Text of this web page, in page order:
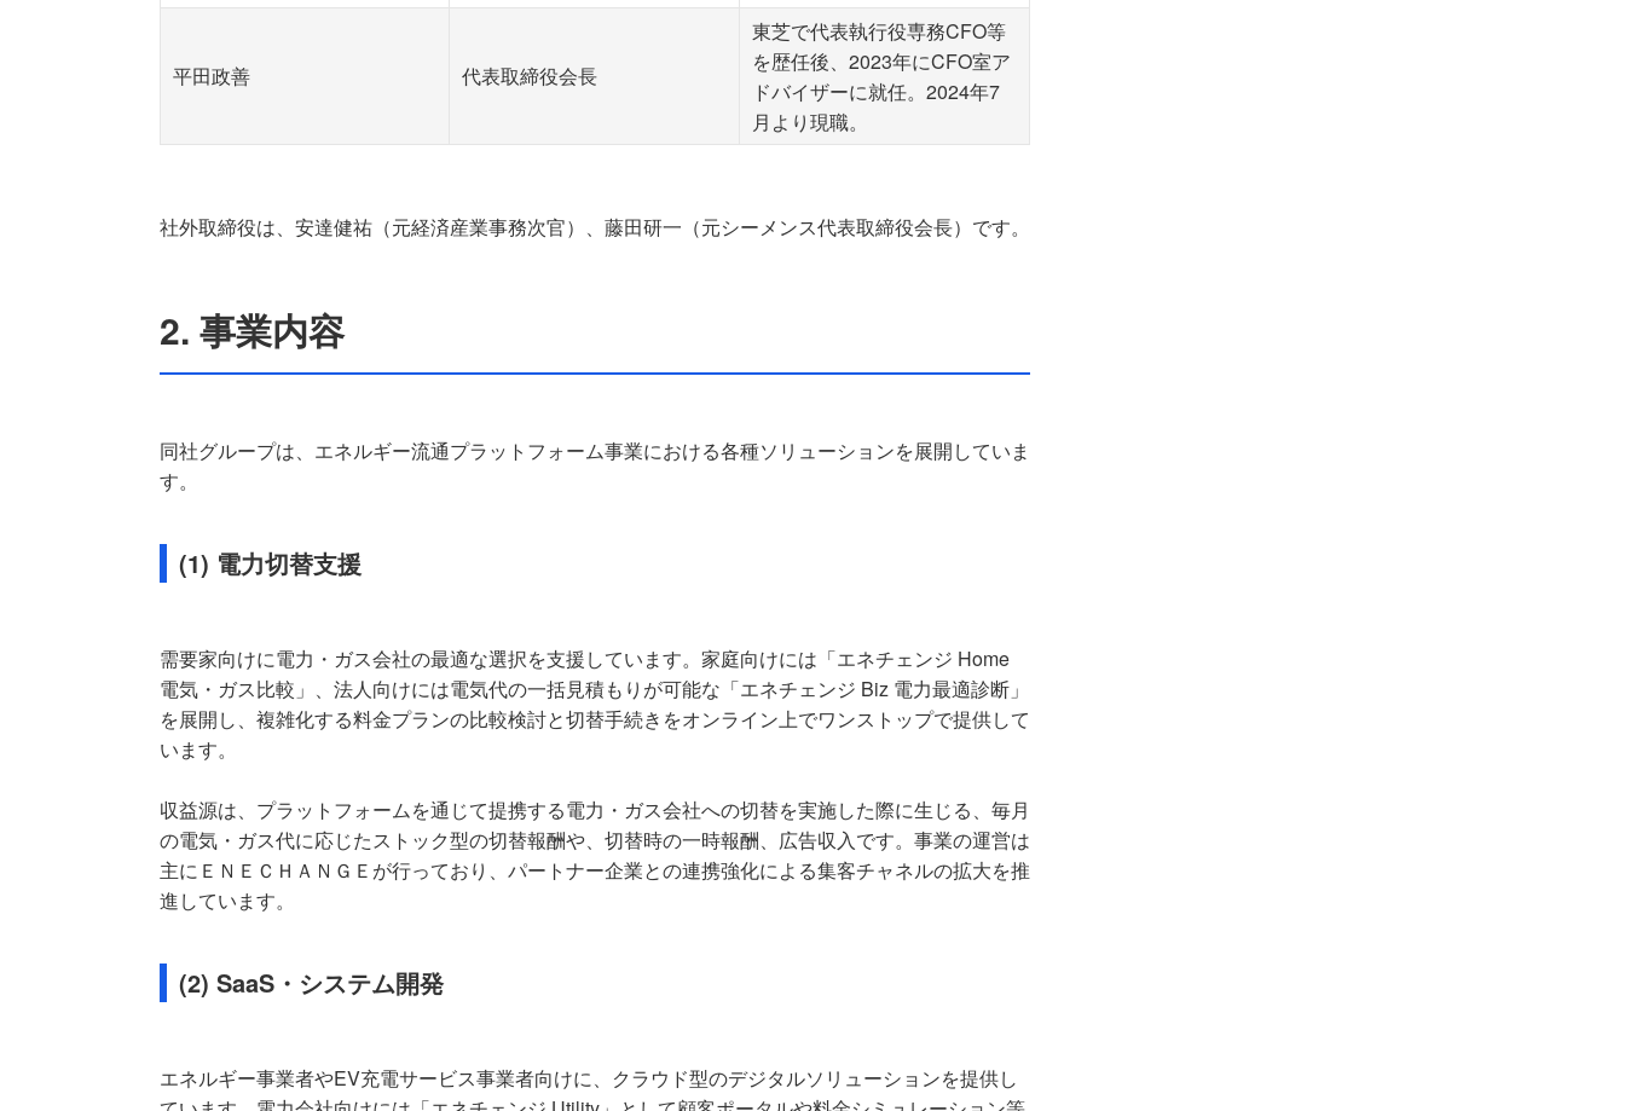
平田政善 代表取締役会長
東芝で代表執行役専務CFO等
を歴任後、2023年にCFO室ア
ドバイザーに就任。2024年7
月より現職。
社外取締役は、安達健祐（元経済産業事務次官）、藤田研一（元シーメンス代表取締役会長）です。
2. 事業内容
同社グループは、エネルギー流通プラットフォーム事業における各種ソリューションを展開していま
す。
(1) 電力切替支援
需要家向けに電力・ガス会社の最適な選択を支援しています。家庭向けには「エネチェンジ Home
電気・ガス比較」、法人向けには電気代の一括見積もりが可能な「エネチェンジ Biz 電力最適診断」
を展開し、複雑化する料金プランの比較検討と切替手続きをオンライン上でワンストップで提供して
います。
収益源は、プラットフォームを通じて提携する電力・ガス会社への切替を実施した際に生じる、毎月
の電気・ガス代に応じたストック型の切替報酬や、切替時の一時報酬、広告収入です。事業の運営は
主にＥＮＥＣＨＡＮＧＥが行っており、パートナー企業との連携強化による集客チャネルの拡大を推
進しています。
(2) SaaS・システム開発
エネルギー事業者やEV充電サービス事業者向けに、クラウド型のデジタルソリューションを提供し